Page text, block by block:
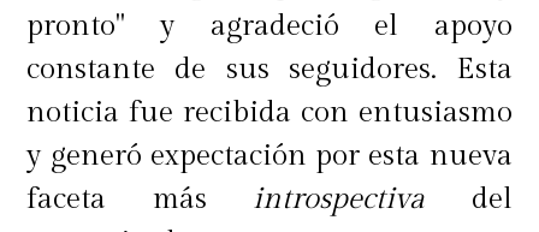
Estrellas culinarias en ascenso se
enfrentan a íconos de «Iron Chef».
Solo los mejores irán a la batalla
final para ganar el cuchillo dorado
pronto" y agradeció el apoyo
constante de sus seguidores. Esta
noticia fue recibida con entusiasmo
y generó expectación por esta nueva
faceta más introspectiva del